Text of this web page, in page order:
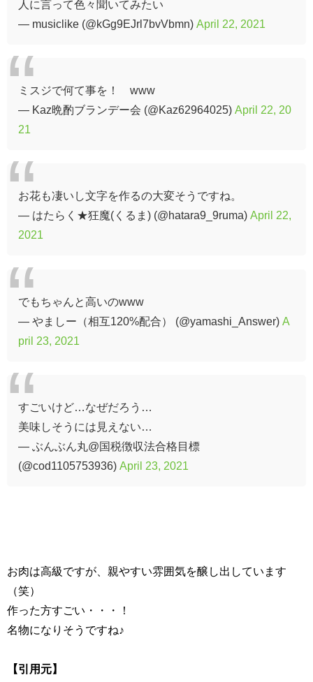
人に言って色々聞いてみたい
— musiclike (@kGg9EJrl7bvVbmn) April 22, 2021
ミスジで何て事を！ www
— Kaz晩酌ブランデー会 (@Kaz62964025) April 22, 20
21
お花も凄いし文字を作るの大変そうですね。
— はたらく★狂魔(くるま) (@hatara9_9ruma) April 22,
2021
でもちゃんと高いのwww
— やましー（相互120%配合） (@yamashi_Answer) A
pril 23, 2021
すごいけど…なぜだろう…
美味しそうには見えない…
— ぶんぶん丸@国税徴収法合格目標
(@cod1105753936) April 23, 2021
お肉は高級ですが、親やすい雰囲気を醸し出しています
（笑）
作った方すごい・・・！
名物になりそうですね♪
【引用元】